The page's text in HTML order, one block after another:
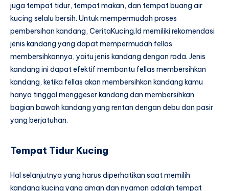
juga tempat tidur, tempat makan, dan tempat buang air
kucing selalu bersih. Untuk mempermudah proses
pembersihan kandang, CeritaKucing.Id memiliki rekomendasi
jenis kandang yang dapat mempermudah fellas
membersihkannya, yaitu jenis kandang dengan roda. Jenis
kandang ini dapat efektif membantu fellas membersihkan
kandang, ketika fellas akan membersihkan kandang kamu
hanya tinggal menggeser kandang dan membersihkan
bagian bawah kandang yang rentan dengan debu dan pasir
yang berjatuhan.
Tempat Tidur Kucing
Hal selanjutnya yang harus diperhatikan saat memilih
kandang kucing yang aman dan nyaman adalah tempat